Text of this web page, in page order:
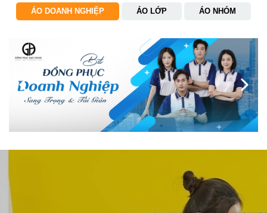
ÁO DOANH NGHIỆP ÁO LỚP ÁO NHÓM